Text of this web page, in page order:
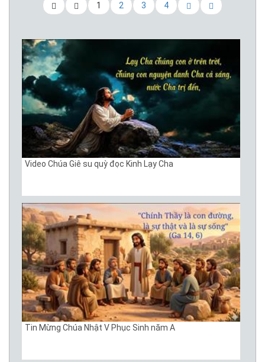
1 2 3 4
Video Chúa Giê su quỳ đọc Kinh Lạy Cha
Tin Mừng Chúa Nhật V Phục Sinh năm A